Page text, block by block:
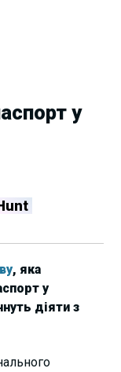
у
, яка
у
діяти з